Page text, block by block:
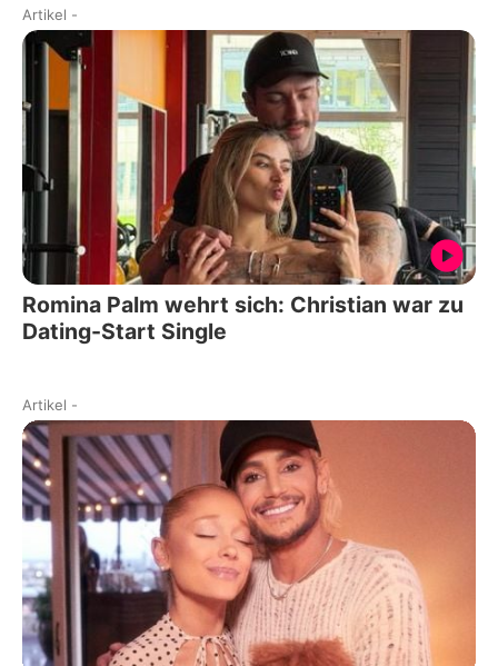
Artikel -
Romina Palm wehrt sich: Christian war zu
Dating-Start Single
Artikel -